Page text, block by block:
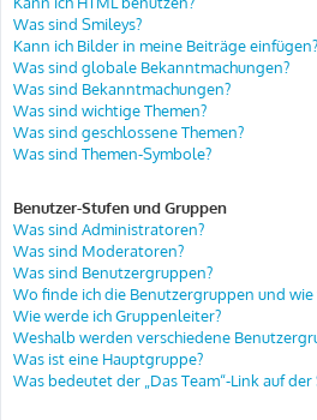
Was sind Smileys?
Kann ich Bilder in meine Beiträge einfügen?
Was sind globale Bekanntmachungen?
Was sind Bekanntmachungen?
Was sind wichtige Themen?
Was sind geschlossene Themen?
Was sind Themen-Symbole?
Benutzer-Stufen und Gruppen
Was sind Administratoren?
Was sind Moderatoren?
Was sind Benutzergruppen?
Wo finde ich die Benutzergruppen und
Wie werde ich Gruppenleiter?
Weshalb werden verschiedene
Was ist eine Hauptgruppe?
Was bedeutet der „Das Team“-Link auf